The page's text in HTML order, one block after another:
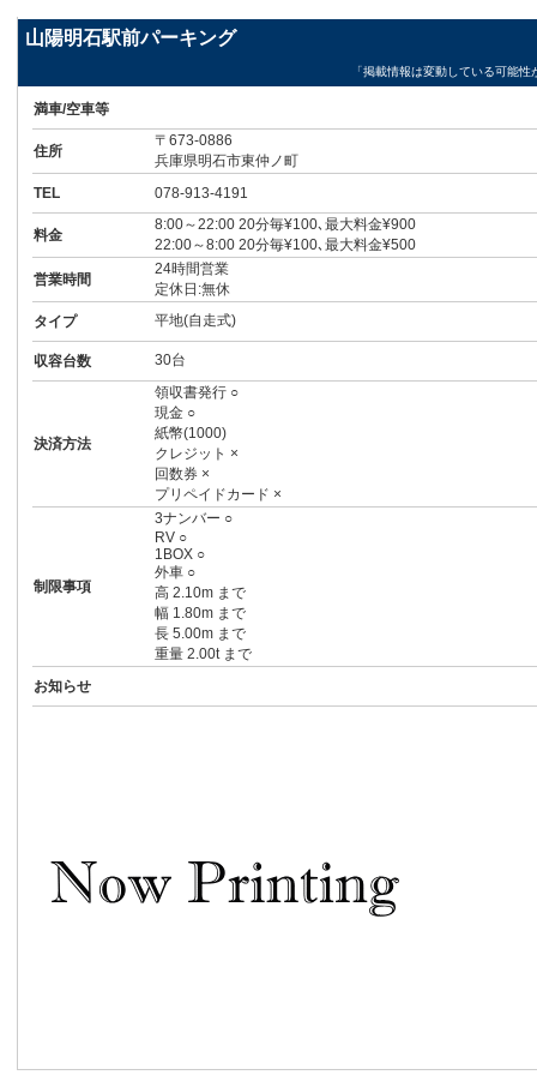
山陽明石駅前パーキング
「掲載情報は変動している可能
満車/空車等
住所
〒673-0886
兵庫県明石市東仲ノ町
TEL
078-913-4191
料金
8:00～22:00 20分毎¥100､最大料金¥900
22:00～8:00 20分毎¥100､最大料金¥500
営業時間
24時間営業
定休日:無休
タイプ
平地(自走式)
収容台数 30台
決済方法
領収書発行 ○
現金 ○
紙幣(1000)
クレジット ×
回数券 ×
プリペイドカード ×
制限事項
3ナンバー ○
RV ○
1BOX ○
外車 ○
高 2.10m まで
幅 1.80m まで
長 5.00m まで
重量 2.00t まで
お知らせ